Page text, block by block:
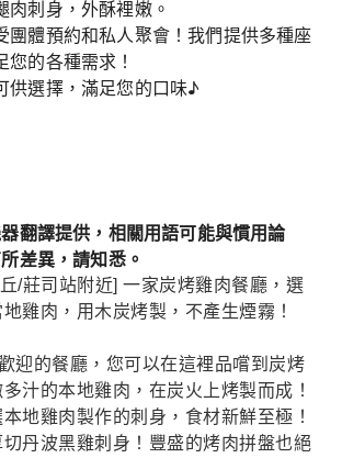
肉刺身，外酥裡嫩。
團體預約和私人聚會！我們提供多種座
的各種需求！
供選擇，滿足您的口味♪
翻譯提供，相關用語可能與慣用論
差異，請知悉。
/莊司站附近] 一家炭烤雞肉餐廳，選
雞肉，用木炭烤製，不產生煙霧！
迎的餐廳，您可以在這裡品嚐到炭烤
汁的本地雞肉，在炭火上烤製而成！
地雞肉製作的刺身，食材新鮮至極！
丹波黑雞刺身！豐盛的烤肉拼盤也絕